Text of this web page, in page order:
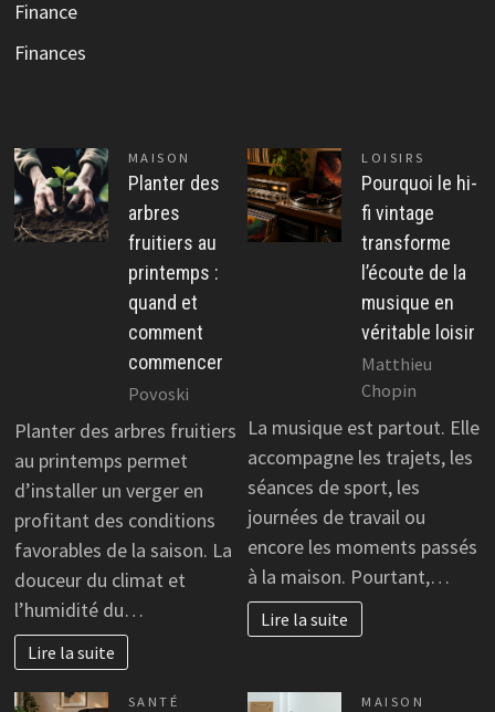
Finance
Finances
MAISON
Planter des
arbres
fruitiers au
printemps :
quand et
comment
commencer
Povoski
Planter des arbres fruitiers
au printemps permet
d’installer un verger en
profitant des conditions
favorables de la saison. La
douceur du climat et
l’humidité du…
Lire la suite
LOISIRS
Pourquoi le hi-
fi vintage
transforme
l’écoute de la
musique en
véritable loisir
Matthieu
Chopin
La musique est partout. Elle
accompagne les trajets, les
séances de sport, les
journées de travail ou
encore les moments passés
à la maison. Pourtant,…
Lire la suite
SANTÉ MAISON